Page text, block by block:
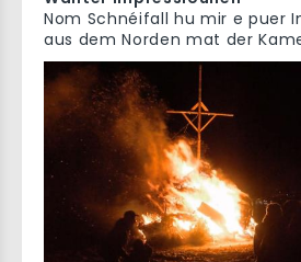
Nom Schnéifall hu mir e puer
aus dem Norden mat der